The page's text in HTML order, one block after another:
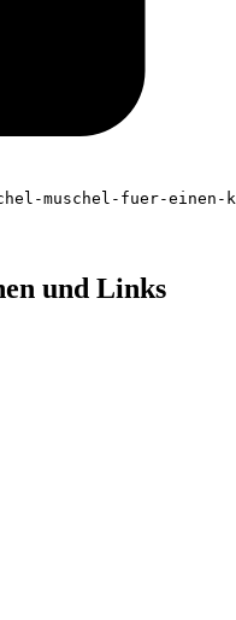
muschel-fuer-einen-
und Links